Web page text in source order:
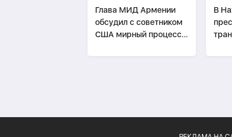
Глава МИД Армении
обсудил с советником
США мирный процесс и
В